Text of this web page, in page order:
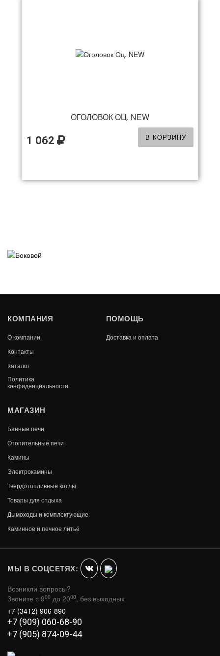
ОГОЛОВОК ОЦ. NEW
1 062 В КОРЗИНУ
КОМПАНИЯ
О компании
Контакты
Каталог
Политика
конфиденциальности
ПОМОЩЬ
Доставка и оплата
МАГАЗИН
Банные печи
Отопительные печи
Камины
Электрокамины
Твердотопливные котлы
Товары для отдыха
Дымоходы и комплектующие
Каминное и печное литьё
МЫ В СОЦСЕТЯХ:
Возникли вопросы?
Звоните с 900 до 2000, без выходных
+7 (3412) 906-890
+7 (909) 060-68-90
+7 (905) 874-09-44